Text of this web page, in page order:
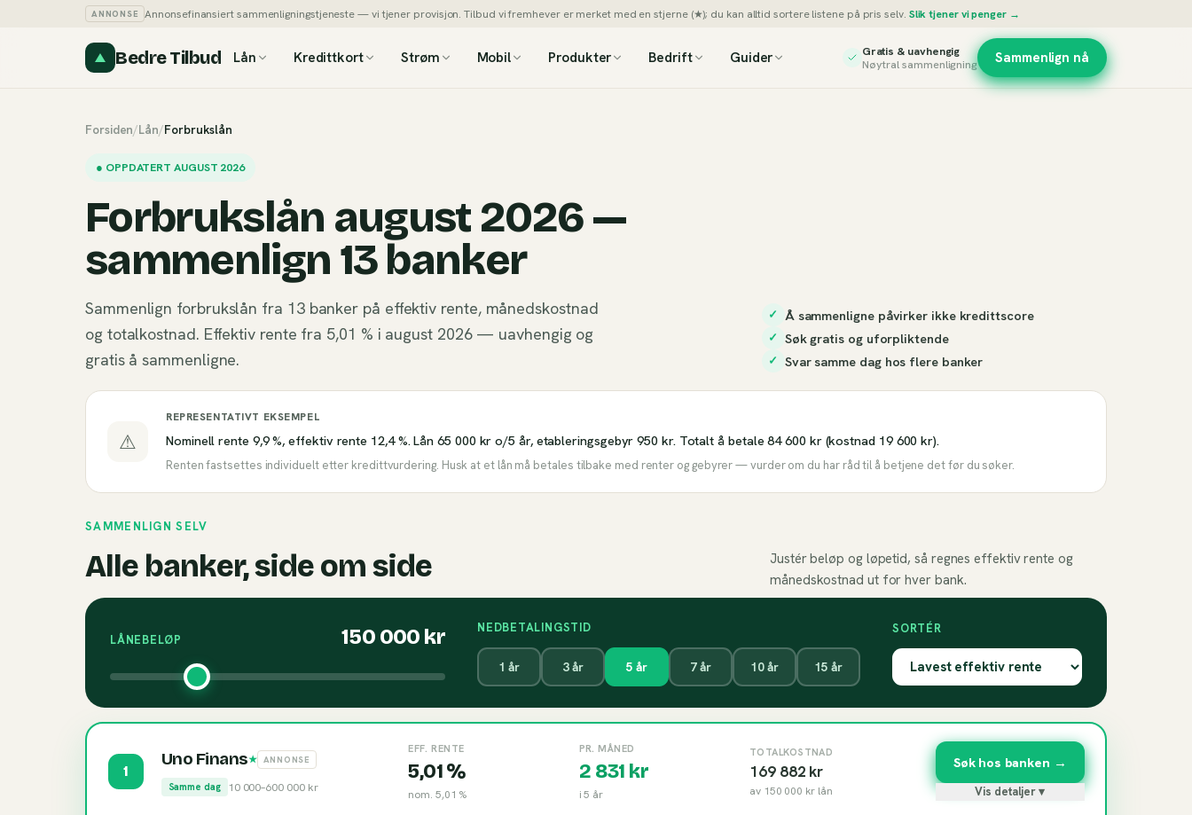
ANNONSE Annonsefinansiert sammenligningstjeneste — vi tjener provisjon. Tilbud vi fremhever er merket med en stjerne (★); du kan alltid sortere listene på pris selv. Slik tjener vi penger →
Bedre Tilbud Lån Kredittkort Strøm Mobil Produkter Bedrift Guider
Gratis & uavhengig
Nøytral sammenligning
Sammenlign nå
Forsiden/Lån/Forbrukslån
● OPPDATERT AUGUST 2026
Forbrukslån august 2026 —
sammenlign 13 banker
Sammenlign forbrukslån fra 13 banker på effektiv rente, månedskostnad
og totalkostnad. Effektiv rente fra 5,01 % i august 2026 — uavhengig og
gratis å sammenligne.
✓ Å sammenligne påvirker ikke kredittscore
✓ Søk gratis og uforpliktende
✓ Svar samme dag hos flere banker
⚠
REPRESENTATIVT EKSEMPEL
Nominell rente 9,9 %, effektiv rente 12,4 %. Lån 65 000 kr o/5 år, etableringsgebyr 950 kr. Totalt å betale 84 600 kr (kostnad 19 600 kr).
Renten fastsettes individuelt etter kredittvurdering. Husk at et lån må betales tilbake med renter og gebyrer — vurder om du har råd til å betjene det før du søker.
SAMMENLIGN SELV
Alle banker, side om side
Justér beløp og løpetid, så regnes effektiv rente og
månedskostnad ut for hver bank.
LÅNEBELØP 150 000 kr NEDBETALINGSTID
1 år 3år 5 år 7år 10år 15 år
SORTÉR
1
Uno Finans★ ANNONSE
Samme dag 10 000–600 000kr
EFF. RENTE
5,01 %
nom. 5,01 %
PR. MÅNED
2 831 kr
i5 år
TOTALKOSTNAD
169 882 kr
av 150 000 kr lån
Søk hos banken →
Vis detaljer ▾